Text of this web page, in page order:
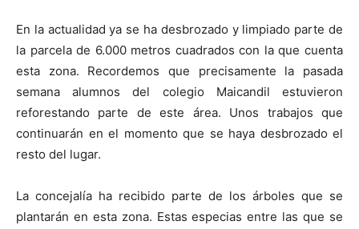
En la actualidad ya se ha desbrozado y limpiado parte de
la parcela de 6.000 metros cuadrados con la que cuenta
esta zona. Recordemos que precisamente la pasada
semana alumnos del colegio Maicandil estuvieron
reforestando parte de este área. Unos trabajos que
continuarán en el momento que se haya desbrozado el
resto del lugar.
La concejalía ha recibido parte de los árboles que se
plantarán en esta zona. Estas especias entre las que se